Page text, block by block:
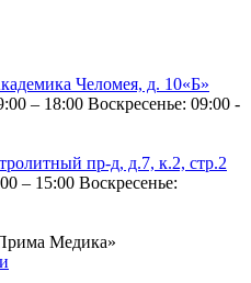
Челомея, д. 10«Б»
– 18:00 Воскресенье: 09:00 -
пр-д, д.7, к.2, стр.2
– 15:00 Воскресенье:
Медика»